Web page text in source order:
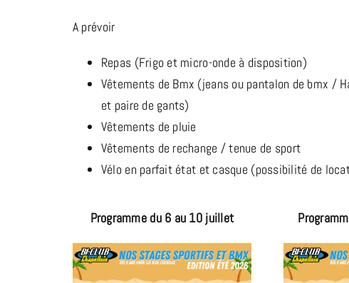
A prévoir
Repas (Frigo et micro-onde à disposition)
Vêtements de Bmx (jeans ou pantalon de bmx /
et paire de gants)
Vêtements de pluie
Vêtements de rechange / tenue de sport
Vélo en parfait état et casque (possibilité de
Programme du 6 au 10 juillet